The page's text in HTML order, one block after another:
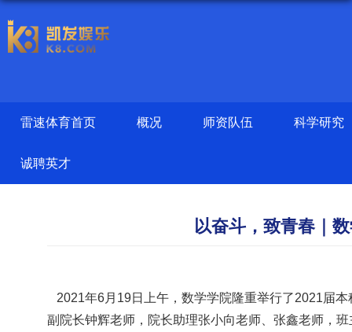
雷速体育首页 概况 师资队伍 科学研究
诚聘英才
以奋斗，致青春｜
2021年6月 19日上午，数学学院隆重举行了2021届
副院长钟辉老师，院长助理张小向老师、张鑫老师，